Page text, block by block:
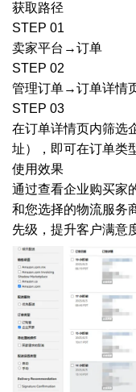
获取路径
STEP 01
卖家平台→订单
STEP 02
管理订单→订单详情
STEP 03
在订单详情页内筛选
址），即可在订单类
使用效果
通过查看企业购买家
和您选择的物流服务
先级，提升客户满意